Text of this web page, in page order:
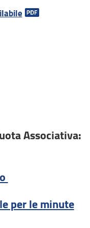
Associativa:
per le minute